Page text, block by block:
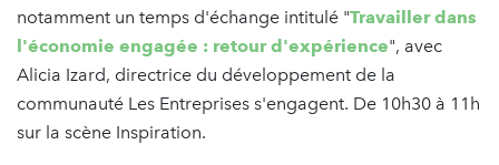
notamment un temps d'échange intitulé "Travailler dans
l'économie engagée : retour d'expérience", avec
Alicia Izard, directrice du développement de la
communauté Les Entreprises s'engagent. De 10h30 à 11h
sur la scène Inspiration.